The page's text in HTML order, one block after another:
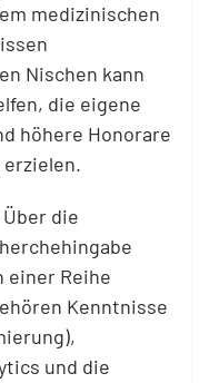
medizinischen
Nischen kann
die eigene
höhere Honorare
Über die
einer Reihe
Kenntnisse
und die